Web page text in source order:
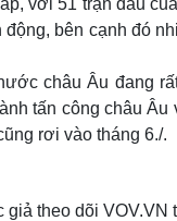
với 51 trận đấu
bên cạnh đó
châu Âu đang
tấn công châu
rơi vào tháng 6./.
giả theo dõi VOV.VN